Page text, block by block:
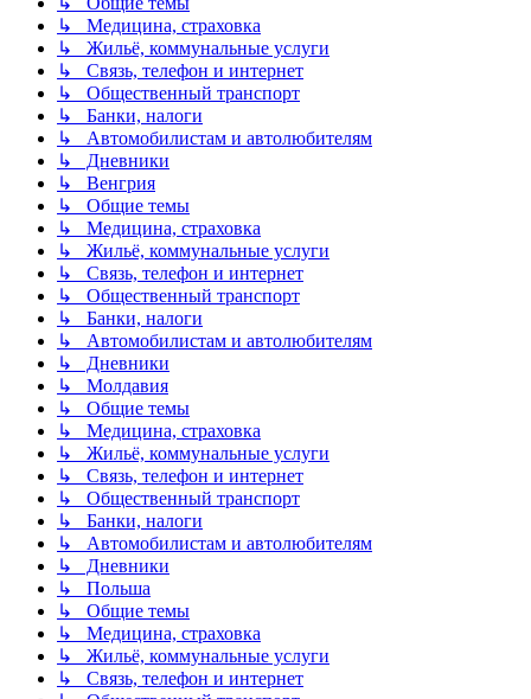
↳ Медицина, страховка
↳ Жильё, коммунальные услуги
↳ Связь, телефон и интернет
↳ Общественный транспорт
↳ Банки, налоги
↳ Автомобилистам и автолюбителям
↳ Дневники
↳ Венгрия
↳ Общие темы
↳ Медицина, страховка
↳ Жильё, коммунальные услуги
↳ Связь, телефон и интернет
↳ Общественный транспорт
↳ Банки, налоги
↳ Автомобилистам и автолюбителям
↳ Дневники
↳ Молдавия
↳ Общие темы
↳ Медицина, страховка
↳ Жильё, коммунальные услуги
↳ Связь, телефон и интернет
↳ Общественный транспорт
↳ Банки, налоги
↳ Автомобилистам и автолюбителям
↳ Дневники
↳ Польша
↳ Общие темы
↳ Медицина, страховка
↳ Жильё, коммунальные услуги
↳ Связь, телефон и интернет